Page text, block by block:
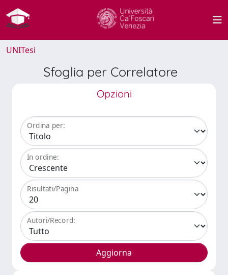
UNITesi
Sfoglia per Correlatore
Opzioni
Ordina per:
In ordine:
Risultati/Pagina
Autori/Record: